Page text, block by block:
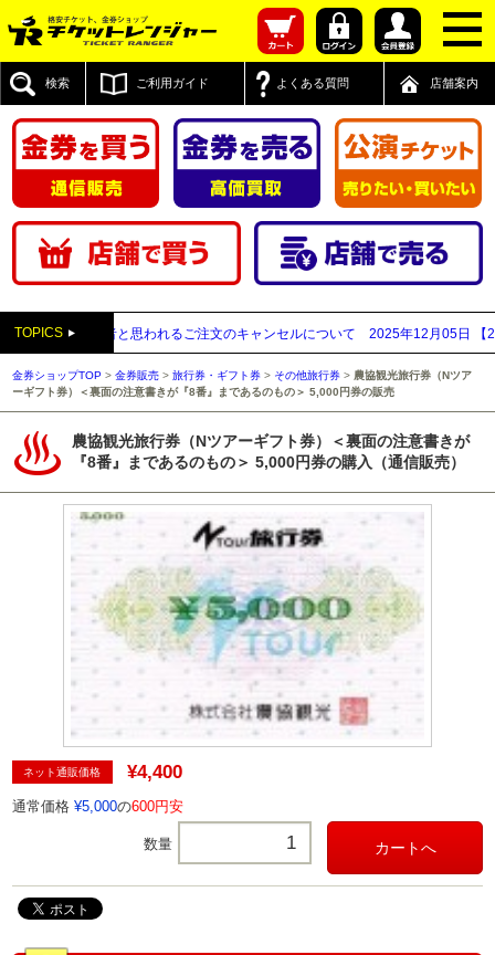
検索 ご利用ガイド よくある質問 店舗案内
TOPICS
い買取業者と思われるご注文のキャンセルについて 2025年12月05日 【2025
金券ショップTOP >金券販売 >旅行券・ギフト券 > その他旅行券 > 農協観光旅行券（Nツア
ーギフト券）＜裏面の注意書きが『8番』まであるのもの＞ 5,000円券の販売
農協観光旅行券（Nツアーギフト券）＜裏面の注意書きが
『8番』まであるのもの＞ 5,000円券の購入（通信販売）
ネット通販価格 ¥4,400
通常価格 ¥5,000の600円安
数量